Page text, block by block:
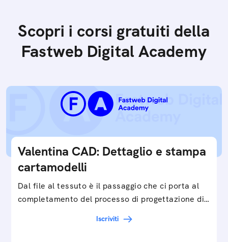
Scopri i corsi gratuiti della
Fastweb Digital Academy
Valentina CAD: Dettaglio e stampa
cartamodelli
Dal file al tessuto è il passaggio che ci porta al
completamento del processo di progettazione di
Iscriviti